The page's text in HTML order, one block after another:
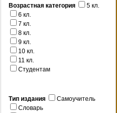
Возрастная категория
5 кл.
6 кл.
7 кл.
8 кл.
9 кл.
10 кл.
11 кл.
Студентам
Тип издания
Самоучитель
Словарь